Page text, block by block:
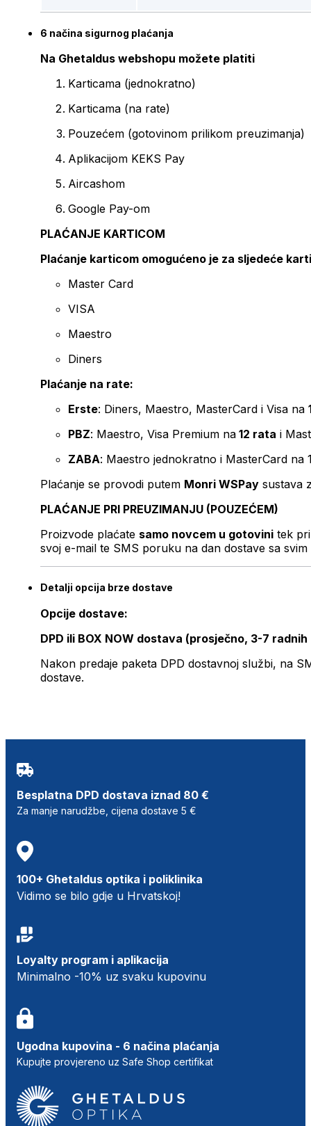
6 načina sigurnog plaćanja
Na Ghetaldus webshopu možete platiti
Karticama (jednokratno)
Karticama (na rate)
Pouzećem (gotovinom prilikom preuzimanja)
Aplikacijom KEKS Pay
Aircashom
Google Pay-om
PLAĆANJE KARTICOM
Plaćanje karticom omogućeno je za sljedeće
Master Card
VISA
Maestro
Diners
Plaćanje na rate:
Erste: Diners, Maestro, MasterCard i Visa na
PBZ: Maestro, Visa Premium na 12 rata i
ZABA: Maestro jednokratno i MasterCard na
Plaćanje se provodi putem Monri WSPay sustava
PLAĆANJE PRI PREUZIMANJU (POUZEĆEM)
Proizvode plaćate samo novcem u gotovini tek
svoj e-mail te SMS poruku na dan dostave sa svim
Detalji opcija brze dostave
Opcije dostave:
DPD ili BOX NOW dostava (prosječno, 3-7 radnih
Nakon predaje paketa DPD dostavnoj službi, na
dostave.
Besplatna DPD dostava iznad 80 €
Za manje narudžbe, cijena dostave 5 €
100+ Ghetaldus optika i poliklinika
Vidimo se bilo gdje u Hrvatskoj!
Loyalty program i aplikacija
Minimalno -10% uz svaku kupovinu
Ugodna kupovina - 6 načina plaćanja
Kupujte provjereno uz Safe Shop certifikat